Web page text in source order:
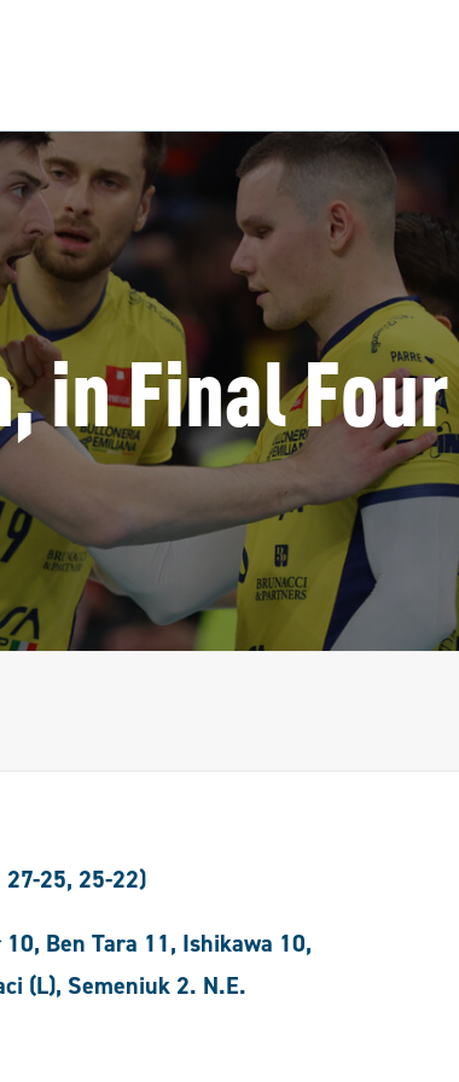
in Final
27-25, 25-22)
Ben Tara 11, Ishikawa 10,
(L), Semeniuk 2. N.E.